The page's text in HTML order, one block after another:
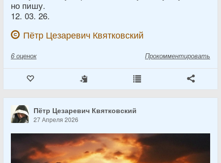
но пишу.
12. 03. 26.
Пётр Цезаревич Квятковский
6 оценок Прокомментировать
Пётр Цезаревич Квятковский
27 Апреля 2026